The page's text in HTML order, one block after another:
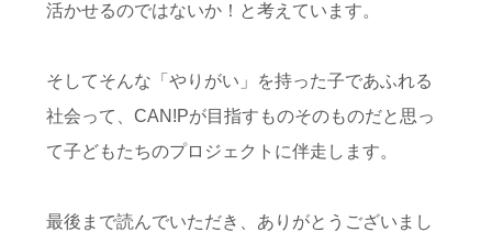
活かせるのではないか！と考えています。
そしてそんな「やりがい」を持った子であふれる
社会って、CAN!Pが目指すものそのものだと思っ
て子どもたちのプロジェクトに伴走します。
最後まで読んでいただき、ありがとうございまし